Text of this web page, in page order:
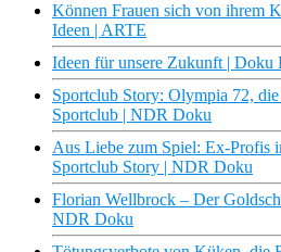
Können Frauen sich von ihrem
Ideen | ARTE
Ideen für unsere Zukunft | Doku
Sportclub Story: Olympia 72,
Sportclub | NDR Doku
Aus Liebe zum Spiel: Ex-Profis
Sportclub Story | NDR Doku
Florian Wellbrock – Der
NDR Doku